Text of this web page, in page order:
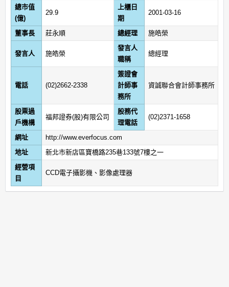
總市值
(億)
29.9
上櫃日
期
2001-03-16
董事長 莊永順 總經理 施皓榮
發言人 施皓榮
發言人
職稱
總經理
電話 (02)2662-2338
簽證會
計師事
務所
資誠聯合會計師事務所
股票過
戶機構
福邦證券(股)有限公司
股務代
理電話
(02)2371-1658
網址
http://www.everfocus.com
地址
新北市新店區寶橋路235巷133號7樓之一
經營項
目
CCD電子攝影機、影像處理器